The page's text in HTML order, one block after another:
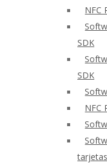
NFC
SDK
SDK
NFC